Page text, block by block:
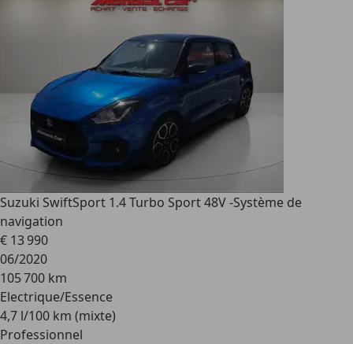
Suzuki SwiftSport 1.4 Turbo Sport 48V -Système de
navigation
€ 13 990
06/2020
105 700 km
Electrique/Essence
4,7 l/100 km (mixte)
Professionnel